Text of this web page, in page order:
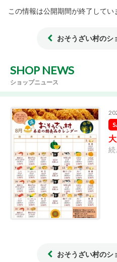
この情報は公開期間が終了してい
おそうざい村のシ
SHOP NEWS
ショップニュース
続
おそうざい村のシ